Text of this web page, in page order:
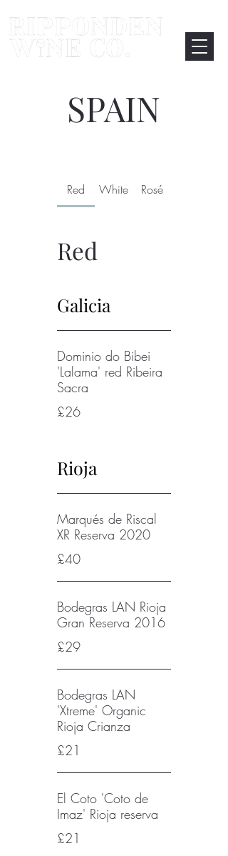
SPAIN
Red White Rosé
Red
Galicia
Dominio do Bibei
'Lalama' red Ribeira
Sacra
£26
Rioja
Marqués de Riscal
XR Reserva 2020
£40
Bodegras LAN Rioja
Gran Reserva 2016
£29
Bodegras LAN
'Xtreme' Organic
Rioja Crianza
£21
El Coto 'Coto de
Imaz' Rioja reserva
£21